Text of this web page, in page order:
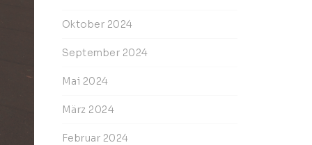
Oktober 2024
September 2024
Mai 2024
März 2024
Februar 2024